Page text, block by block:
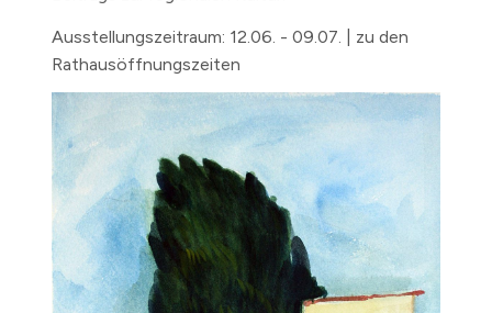
Ausstellungszeitraum: 12.06. - 09.07. | zu den
Rathausöffnungszeiten